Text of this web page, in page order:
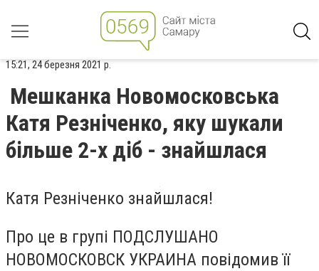
15:21, 24 березня 2021 р.
Мешканка Новомосковська
Катя Резніченко, яку шукали
більше 2-х діб - знайшлася
Катя Резніченко знайшлася!
Про це в групі ПОДСЛУШАНО
НОВОМОСКОВСК УКРАИНА повідомив її